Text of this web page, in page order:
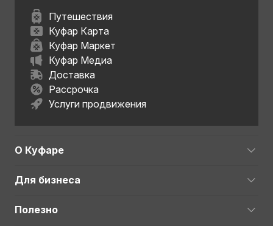
Путешествия
Куфар Карта
Куфар Маркет
Куфар Медиа
Доставка
Рассрочка
Услуги продвижения
О Куфаре
Для бизнеса
Полезно